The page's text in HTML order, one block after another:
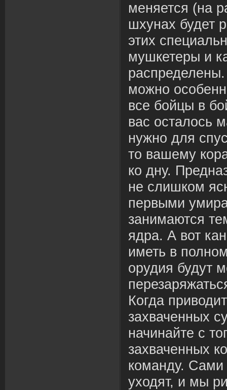
меняется (на
шхунах будет
этих
мушкетеры и
можно
все бойцы в
вас осталось
нужно для
то вашему
ко дну.
не слишком
первыми
занимаются
ядра. А вот
иметь в
орудия будут
Когда
захваченных
начинайте с
захваченных
команду. Сами
уходят, и мы